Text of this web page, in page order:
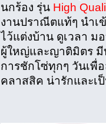
นกร้อง รุ่น High
งานปราณีตแท้ๆ นำเ
ไว้แต่งบ้าน ดูเวลา
ผู้ใหญ่และญาติมิตร มี
การชักโซ่ทุกๆ วันเพื่
คลาสสิค น่ารักและเ